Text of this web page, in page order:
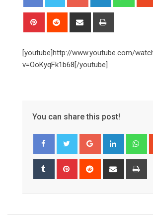
Pinterest Reddit
Share
[youtube]http://www.youtube.com/
v=OoKyqFk1b68[/youtube]
You can share this post!
Google+ LinkedIn
Tumblr Pinterest Reddit
Share